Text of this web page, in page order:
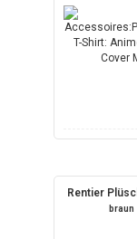
Rentier
braun